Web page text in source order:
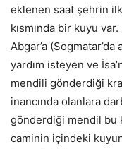
eklenen saat şehrin
kısmında bir kuyu
Abgar’a
yardım isteyen ve
mendili gönderdiği
inancında olanlara
gönderdiği mendil bu
caminin içindeki